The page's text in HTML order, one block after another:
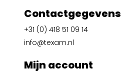
Contactgegevens
+31 (0) 418 51 09 14
info@texam.nl
Mijn account